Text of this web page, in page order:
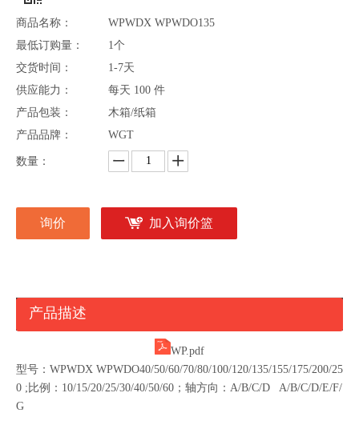
商品名称：
WPWDX WPWDO135
最低订购量：
1个
交货时间：
1-7天
供应能力：
每天 100 件
产品包装：
木箱/纸箱
产品品牌：
WGT
数量：
询价 加入询价篮
产品描述
WP.pdf
型号：WPWDX WPWDO40/50/60/70/80/100/120/135/155/175/200/25
0 ;比例：10/15/20/25/30/40/50/60；轴方向：A/B/C/D A/B/C/D/E/F/
G